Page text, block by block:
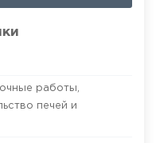
работы
печей и